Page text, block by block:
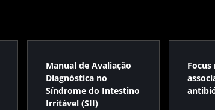
Manual de Avaliação
Diagnóstica no
Síndrome do Intestino
Irritável (SII)